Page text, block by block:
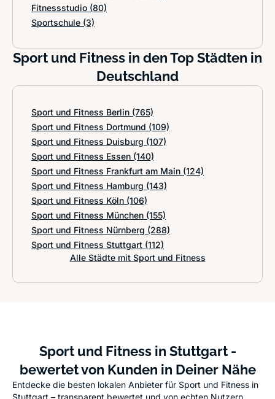
Fitnessstudio (80)
Sportschule (3)
Sport und Fitness in den Top Städten in
Deutschland
Sport und Fitness Berlin (765)
Sport und Fitness Dortmund (109)
Sport und Fitness Duisburg (107)
Sport und Fitness Essen (140)
Sport und Fitness Frankfurt am Main (124)
Sport und Fitness Hamburg (143)
Sport und Fitness Köln (106)
Sport und Fitness München (155)
Sport und Fitness Nürnberg (288)
Sport und Fitness Stuttgart (112)
Alle Städte mit Sport und Fitness
Sport und Fitness in Stuttgart -
bewertet von Kunden in Deiner Nähe
Entdecke die besten lokalen Anbieter für Sport und Fitness in
Stuttgart – transparent bewertet und von echten Nutzern